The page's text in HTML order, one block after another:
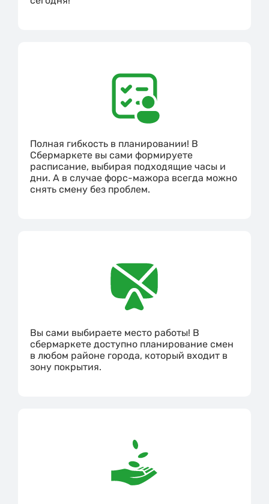
Полная гибкость в планировании! В
Сбермаркете вы сами формируете
расписание, выбирая подходящие часы и
дни. А в случае форс-мажора всегда можно
снять смену без проблем.
Вы сами выбираете место работы! В
сбермаркете доступно планирование смен
в любом районе города, который входит в
зону покрытия.